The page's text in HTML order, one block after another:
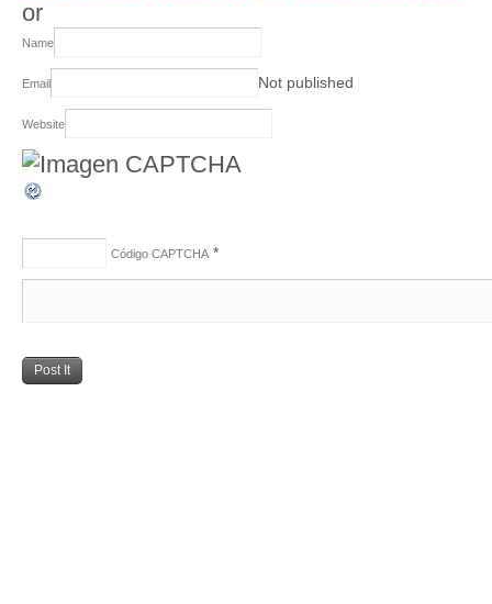
or
Name
Email Not published
Website
Código CAPTCHA *